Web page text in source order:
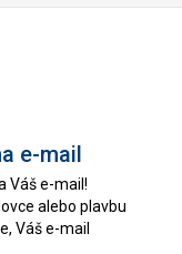
e-mail
Váš e-mail!
alebo plavbu
Váš e-mail